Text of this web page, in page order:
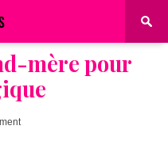
mère pour